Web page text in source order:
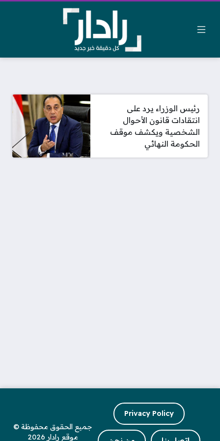
رئيس الوزراء يرد على
انتقادات قانون الأحوال
الشخصية ويكشف موقف
الحكومة النهائي
Privacy Policy
جميع الحقوق محفوظة ©
موقع رادار 2026